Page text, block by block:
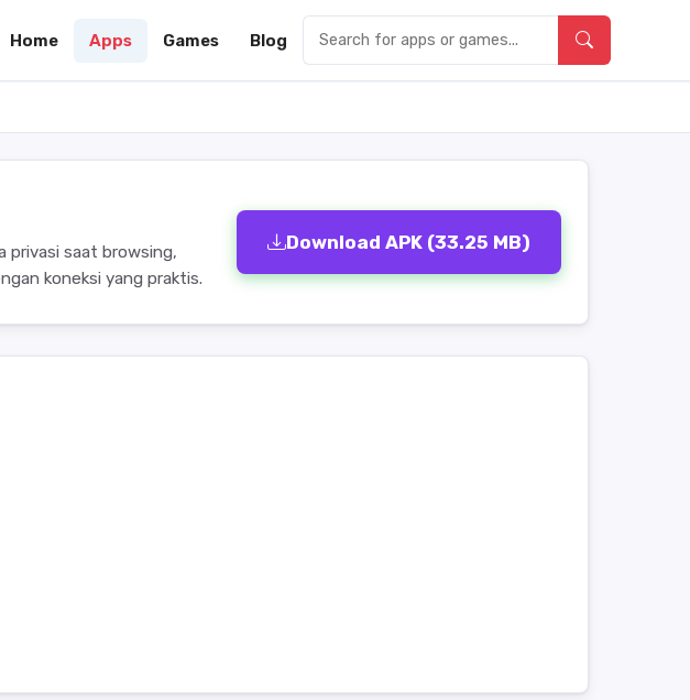
Home Apps Games Blog
privasi saat browsing,
koneksi yang praktis.
Download APK (33.25 MB)